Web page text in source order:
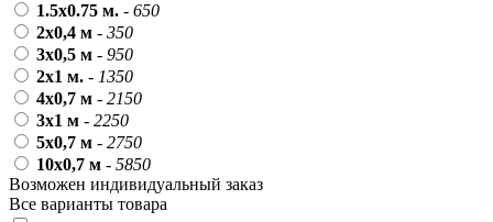
День матери (последнее воскресенье
ноября)
5 декабря, День начала
контрнаступления советских войск
9 декабря, Международный день
борьбы с коррупцией
9 декабря, День Героев Отечества
12 декабря, День конституции РФ
1.5x0.75 м. - 650
2х0,4 м - 350
3х0,5 м - 950
2x1 м. - 1350
4х0,7 м - 2150
3x1 м - 2250
5х0,7 м - 2750
10х0,7 м - 5850
Возможен индивидуальный заказ
Все варианты товара